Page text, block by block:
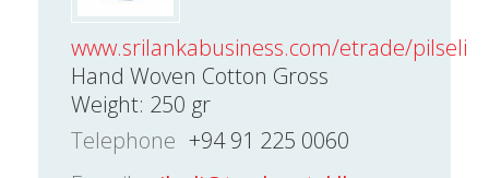
www.srilankabusiness.com/etrade/
Hand Woven Cotton Gross
Weight: 250 gr
Telephone +94 91 225 0060